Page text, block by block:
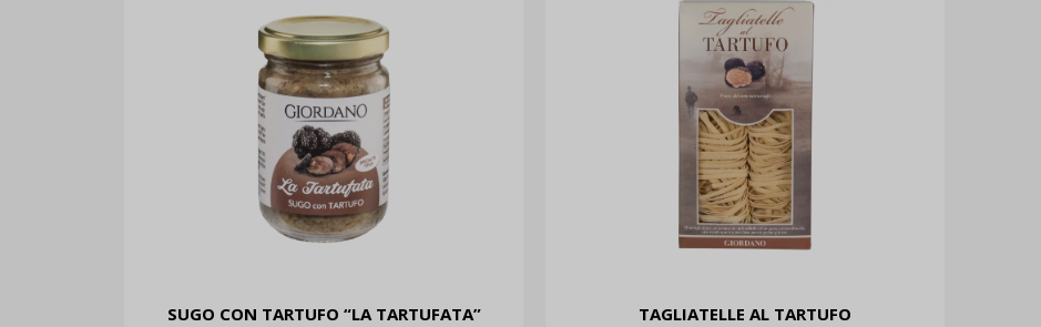
SUGO CON TARTUFO “LA TARTUFATA” TAGLIATELLE AL TARTUFO